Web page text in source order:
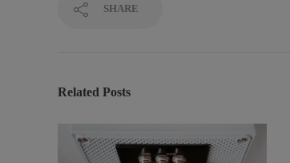
SHARE
Related Posts